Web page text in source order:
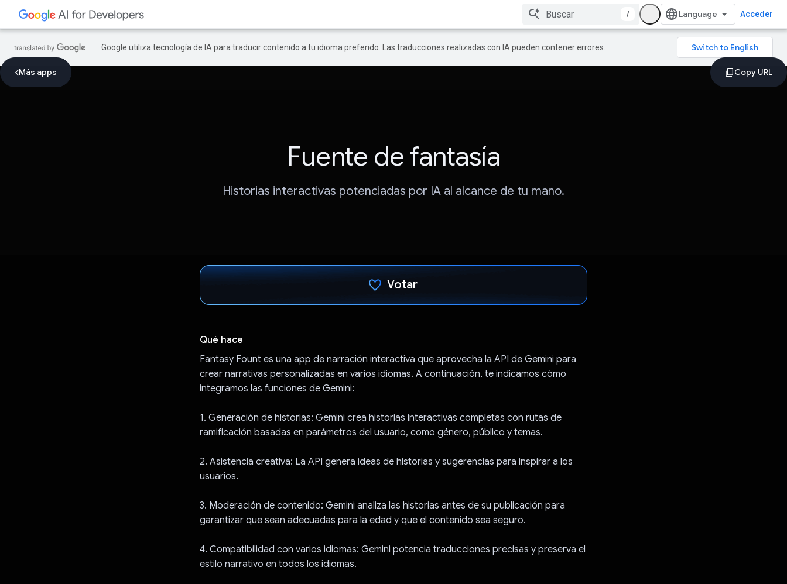
/ Acceder
Google utiliza tecnología de IA para traducir contenido a tu idioma preferido. Las traducciones realizadas con IA pueden contener errores.
Más apps
Fuente de fantasía
Historias interactivas potenciadas por IA al alcance de tu mano.
Votar
Qué hace
Fantasy Fount es una app de narración interactiva que aprovecha la API de Gemini para
crear narrativas personalizadas en varios idiomas. A continuación, te indicamos cómo
integramos las funciones de Gemini:
1. Generación de historias: Gemini crea historias interactivas completas con rutas de
ramificación basadas en parámetros del usuario, como género, público y temas.
2. Asistencia creativa: La API genera ideas de historias y sugerencias para inspirar a los
usuarios.
3. Moderación de contenido: Gemini analiza las historias antes de su publicación para
garantizar que sean adecuadas para la edad y que el contenido sea seguro.
4. Compatibilidad con varios idiomas: Gemini potencia traducciones precisas y preserva el
estilo narrativo en todos los idiomas.